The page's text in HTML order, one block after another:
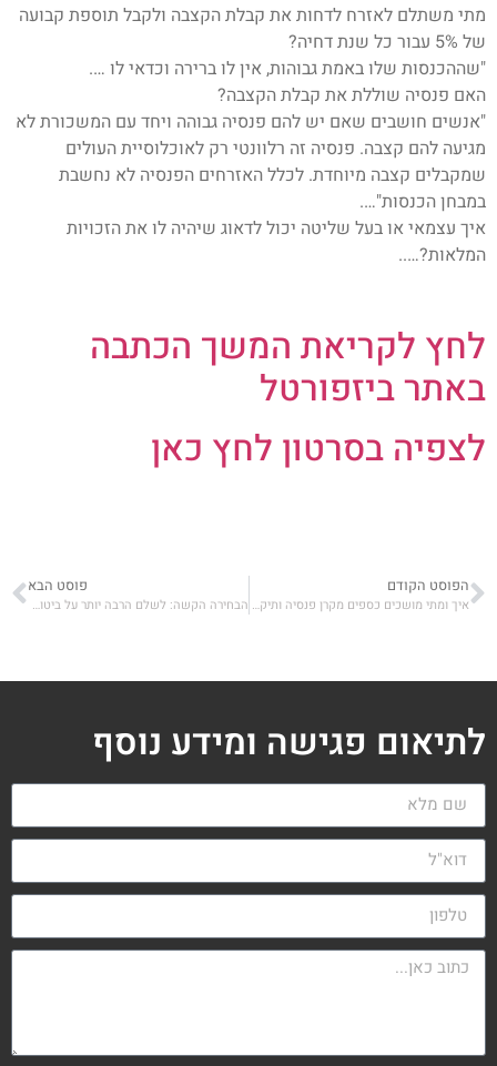
מתי משתלם לאזרח לדחות את קבלת הקצבה ולקבל תוספת קבועה
של 5% עבור כל שנת דחיה?
"שההכנסות שלו באמת גבוהות, אין לו ברירה וכדאי לו ….
האם פנסיה שוללת את קבלת הקצבה?
"אנשים חושבים שאם יש להם פנסיה גבוהה ויחד עם המשכורת לא
מגיעה להם קצבה. פנסיה זה רלוונטי רק לאוכלוסיית העולים
שמקבלים קצבה מיוחדת. לכלל האזרחים הפנסיה לא נחשבת
במבחן הכנסות"….
איך עצמאי או בעל שליטה יכול לדאוג שיהיה לו את הזכויות
המלאות?…..
לחץ לקריאת המשך הכתבה
באתר ביזפורטל
לצפיה בסרטון לחץ כאן
הפוסט הקודם
איך ומתי מושכים כספים מקרן פנסיה ותיקה?
פוסט הבא
הבחירה הקשה: לשלם הרבה יותר על ביטוח רפואי או להסתפק במוצר חלקי ונחות
לתיאום פגישה ומידע נוסף